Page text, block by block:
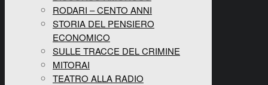
RODARI – CENTO ANNI
STORIA DEL PENSIERO
ECONOMICO
SULLE TRACCE DEL CRIMINE
MITORAI
TEATRO ALLA RADIO